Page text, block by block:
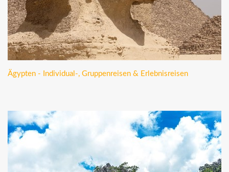
Ägypten - Individual-, Gruppenreisen & Erlebnisreisen